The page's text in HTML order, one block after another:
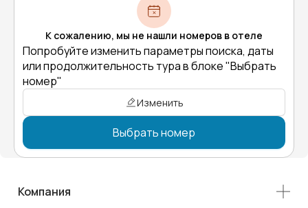
К сожалению, мы не нашли номеров в отеле
Попробуйте изменить параметры поиска, даты
или продолжительность тура в блоке "Выбрать
номер"
Изменить
Выбрать номер
Компания